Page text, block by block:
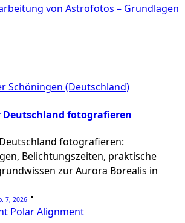
span>
von Astrofotos – Grundlagen
fotografieren
fotografieren:
Belichtungszeiten, praktische
zur Aurora Borealis in
7, 2026